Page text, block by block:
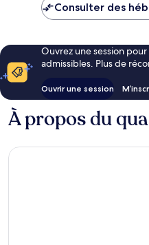
Consulter des
Ouvrez une session
admissibles. Plus de
Ouvrir une session
À propos du